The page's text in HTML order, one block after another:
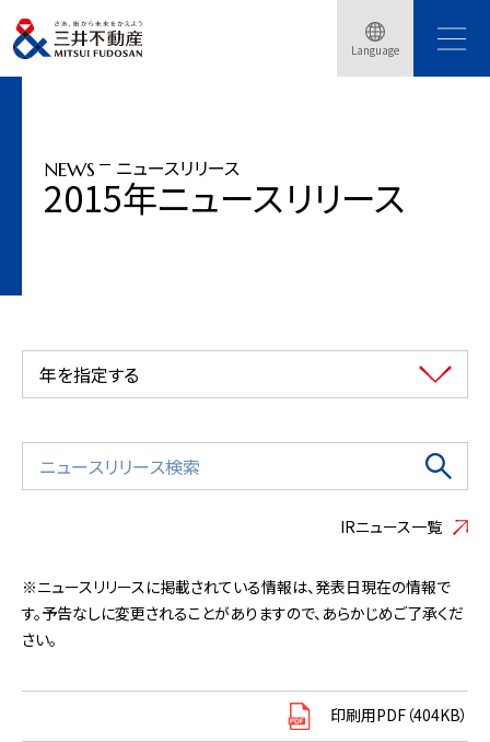
Language
トップページ ニュースリリース
日英二ケ国語対応 空きビルを利用したオフィス勤務者参加型防災訓練の実・・・
NEWS ニュースリリース
2015年ニュースリリース
年を指定する
IRニュース一覧
※ニュースリリースに掲載されている情報は、発表日現在の情報で
す。予告なしに変更されることがありますので、あらかじめご了承くだ
さい。
印刷用PDF（404KB）